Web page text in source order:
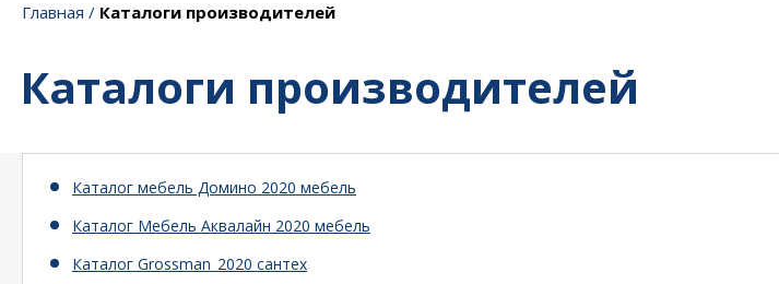
Главная / Каталоги производителей
Каталоги производителей
Каталог мебель Домино 2020 мебель
Каталог Мебель Аквалайн 2020 мебель
Каталог Grossman_2020 сантех